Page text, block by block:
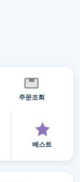
주문조회
베스트